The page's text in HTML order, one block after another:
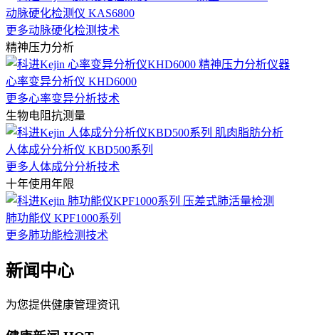
动脉硬化检测仪 KAS6800
更多动脉硬化检测技术
精神压力分析
心率变异分析仪 KHD6000
更多心率变异分析技术
生物电阻抗测量
人体成分分析仪 KBD500系列
更多人体成分分析技术
十年使用年限
肺功能仪 KPF1000系列
更多肺功能检测技术
新闻中心
为您提供健康管理资讯